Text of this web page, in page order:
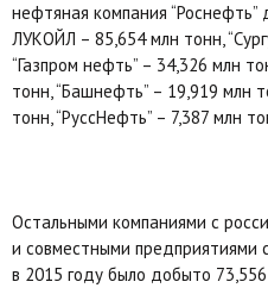
нефтяная компания
ЛУКОЙЛ – 85,654 млн тонн,
“Газпром нефть” – 34,326 млн
тонн, “Башнефть” – 19,919 млн
тонн, “РуссНефть” – 7,387 млн
Остальными компаниями с
и совместными предприятиями
в 2015 году было добыто